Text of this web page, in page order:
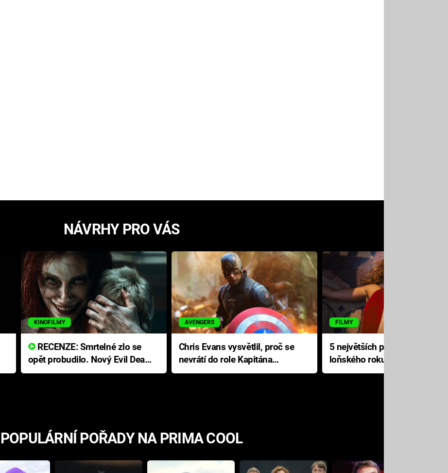
NÁVRHY PRO VÁS
KINOFILMY
RECENZE: Smrtelné zlo se
opět probudilo. Nový Evil Dead
přichází s neodolatelnou
AVENGERS
Chris Evans vysvětlil, proč se
nevrátí do role Kapitána
Ameriky
FILMY
5 největších propadáků
loňského roku: Disney na
jediné katastrofě prodělal 200
POPULÁRNÍ POŘADY NA PRIMA COOL